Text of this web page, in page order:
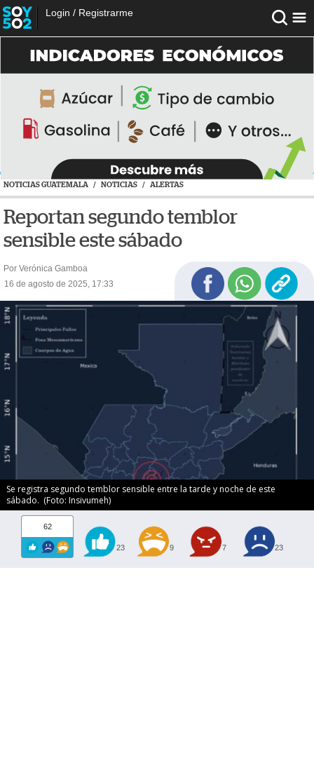
Login / Registrarme
NOTICIAS GUATEMALA / NOTICIAS / ALERTAS
Reportan segundo temblor
sensible este sábado
Por Verónica Gamboa
16 de agosto de 2025, 17:33
Se registra segundo temblor sensible entre la tarde y noche de este
sábado. (Foto: Insivumeh)
62
23 9 7 23